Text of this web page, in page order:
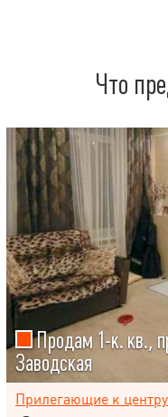
Что
Продам 1-к. кв.,
Заводская
Прилегающие к центру